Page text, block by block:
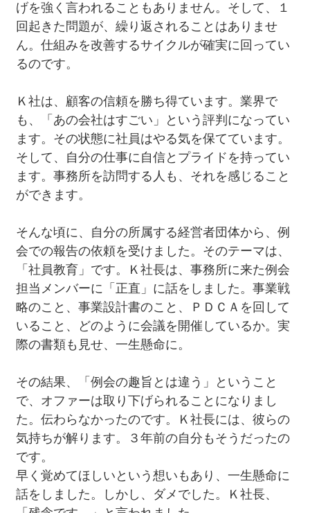
げを強く言われることもありません。そして、１
回起きた問題が、繰り返されることはありませ
ん。仕組みを改善するサイクルが確実に回ってい
るのです。
Ｋ社は、顧客の信頼を勝ち得ています。業界で
も、「あの会社はすごい」という評判になってい
ます。その状態に社員はやる気を保てています。
そして、自分の仕事に自信とプライドを持ってい
ます。事務所を訪問する人も、それを感じること
ができます。
そんな頃に、自分の所属する経営者団体から、例
会での報告の依頼を受けました。そのテーマは、
「社員教育」です。Ｋ社長は、事務所に来た例会
担当メンバーに「正直」に話をしました。事業戦
略のこと、事業設計書のこと、ＰＤＣＡを回して
いること、どのように会議を開催しているか。実
際の書類も見せ、一生懸命に。
その結果、「例会の趣旨とは違う」ということ
で、オファーは取り下げられることになりまし
た。伝わらなかったのです。Ｋ社長には、彼らの
気持ちが解ります。３年前の自分もそうだったの
です。
早く覚めてほしいという想いもあり、一生懸命に
話をしました。しかし、ダメでした。Ｋ社長、